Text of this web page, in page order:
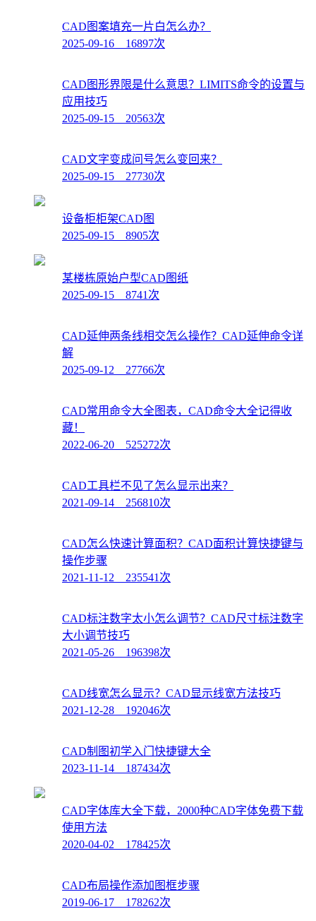
CAD图案填充一片白怎么办？
2025-09-16 16897次
CAD图形界限是什么意思？LIMITS命令的设置与
应用技巧
2025-09-15 20563次
CAD文字变成问号怎么变回来？
2025-09-15 27730次
设备柜柜架CAD图
2025-09-15 8905次
某楼栋原始户型CAD图纸
2025-09-15 8741次
CAD延伸两条线相交怎么操作？CAD延伸命令详
解
2025-09-12 27766次
CAD常用命令大全图表，CAD命令大全记得收
藏！
2022-06-20 525272次
CAD工具栏不见了怎么显示出来？
2021-09-14 256810次
CAD怎么快速计算面积？CAD面积计算快捷键与
操作步骤
2021-11-12 235541次
CAD标注数字太小怎么调节？CAD尺寸标注数字
大小调节技巧
2021-05-26 196398次
CAD线宽怎么显示？CAD显示线宽方法技巧
2021-12-28 192046次
CAD制图初学入门快捷键大全
2023-11-14 187434次
CAD字体库大全下载，2000种CAD字体免费下载
使用方法
2020-04-02 178425次
CAD布局操作添加图框步骤
2019-06-17 178262次